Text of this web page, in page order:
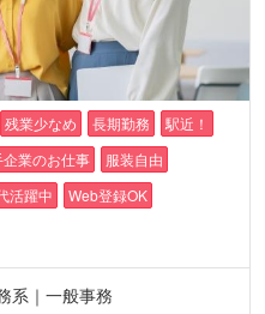
残業少なめ 長期勤務
駅近！
企業のお仕事
服装自由
活躍中
Web登録OK
系｜一般事務